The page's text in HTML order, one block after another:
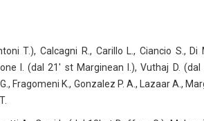
T.), Calcagni R., Carillo L., Ciancio S.,
I. (dal 21′ st Marginean I.), Vuthaj D. (dal
Fragomeni K., Gonzalez P. A., Lazaar A.,